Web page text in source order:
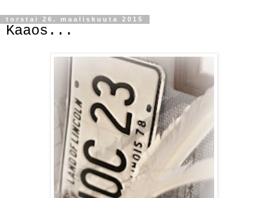
torstai 26. maaliskuuta 2015
Kaaos...